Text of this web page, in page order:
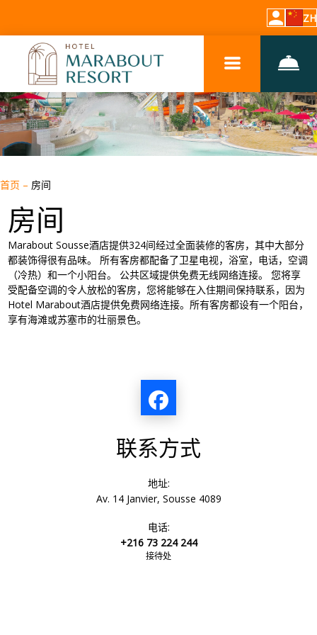
ZH
首页 – 房间
房间
Marabout Sousse酒店提供324间经过全面装修的客房，其中大部分
都装饰得很有品味。 所有客房都配备了卫星电视，浴室，电话，空调
（冷热）和一个小阳台。 公共区域提供免费无线网络连接。 您将享
受配备空调的令人放松的客房，您将能够在入住期间保持联系，因为
Hotel Marabout酒店提供免费网络连接。 所有客房都设有一个阳台，
享有海滩或苏塞市的壮丽景色。
联系方式
地址:
Av. 14 Janvier, Sousse 4089
电话:
+216 73 224 244
接待处